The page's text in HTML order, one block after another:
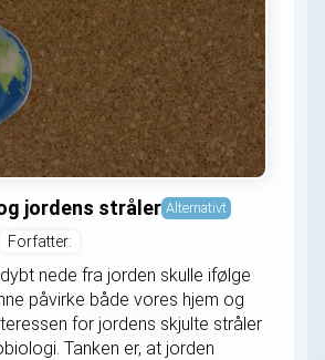
jordens stråler Alternativt
Forfatter:
nede fra jorden skulle ifølge
påvirke både vores hjem og
for jordens skjulte stråler
Tanken er, at jorden